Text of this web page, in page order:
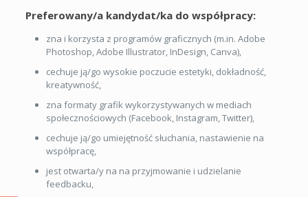
Preferowany/a kandydat/ka do współpracy:
zna i korzysta z programów graficznych (m.in. Adobe
Photoshop, Adobe Illustrator, InDesign, Canva),
cechuje ją/go wysokie poczucie estetyki, dokładność,
kreatywność,
zna formaty grafik wykorzystywanych w mediach
społecznościowych (Facebook, Instagram, Twitter),
cechuje ją/go umiejętność słuchania, nastawienie na
współpracę,
jest otwarta/y na na przyjmowanie i udzielanie
feedbacku,